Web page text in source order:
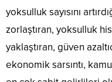
yoksulluk sayısını
zorlaştıran, yoksulluk
yaklaştıran, güven
ekonomik sarsıntı,